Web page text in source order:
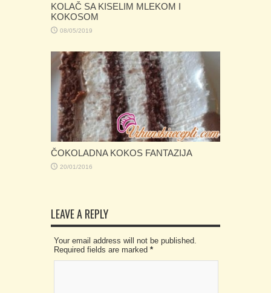
KOLAČ SA KISELIM MLEKOM I
KOKOSOM
08/05/2019
ČOKOLADNA KOKOS FANTAZIJA
20/01/2016
LEAVE A REPLY
Your email address will not be published.
Required fields are marked *